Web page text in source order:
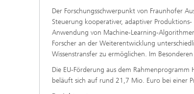
Der Forschungsschwerpunkt von Fraunhofer
Steuerung kooperativer, adaptiver
Anwendung von Machine-Learning-
Forscher an der Weiterentwicklung
Wissenstransfer zu ermöglichen. Im
Die EU-Förderung aus dem
beläuft sich auf rund 21,7 Mio. Euro bei einer